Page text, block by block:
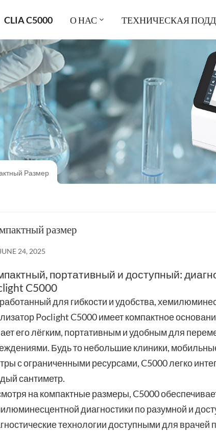
CLIA C5000 О НАС ТЕХНИЧЕСКАЯ
Размер
размер
JUNE 24, 2025
портативный и доступный:
C5000
для гибкости и удобства,
Poclight C5000 имеет компактное
его лёгким, портативным и удобным для
Будь то небольшие клиники,
с ограниченными ресурсами, C5000 легко
сантиметр.
на компактные размеры, C5000
диагностики по разумной и
технологии доступными для